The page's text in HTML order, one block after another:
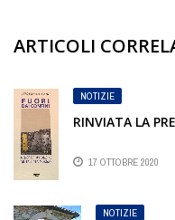
ARTICOLI
NOTIZIE
RINVIATA LA
17 OTTOBRE 2020
NOTIZIE